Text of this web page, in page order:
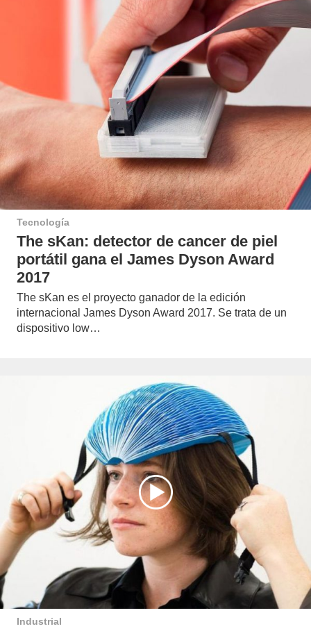
Tecnología
The sKan: detector de cancer de piel
portátil gana el James Dyson Award
2017
The sKan es el proyecto ganador de la edición
internacional James Dyson Award 2017. Se trata de un
dispositivo low…
Industrial